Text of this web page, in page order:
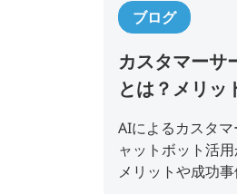
ブログ
カスタマーサ
とは？メリッ
AIによるカスタ
ャットボット活
メリットや成功事